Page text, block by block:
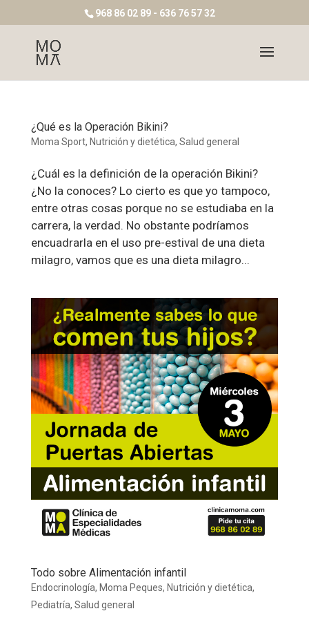
968 86 02 89 - 636 76 57 32
¿Qué es la Operación Bikini?
Moma Sport, Nutrición y dietética, Salud general
¿Cuál es la definición de la operación Bikini?
¿No la conoces? Lo cierto es que yo tampoco,
entre otras cosas porque no se estudiaba en la
carrera, la verdad. No obstante podríamos
encuadrarla en el uso pre-estival de una dieta
milagro, vamos que es una dieta milagro...
Todo sobre Alimentación infantil
Endocrinología, Moma Peques, Nutrición y dietética,
Pediatría, Salud general